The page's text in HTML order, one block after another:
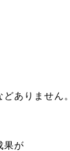
ありません。
果が